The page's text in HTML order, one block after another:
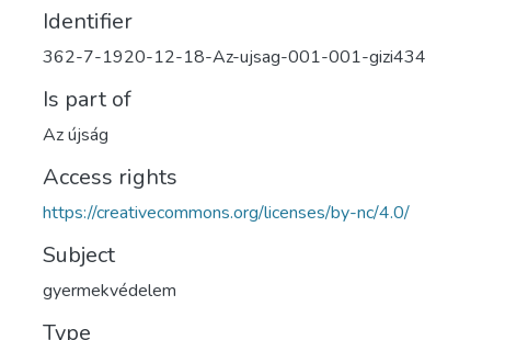
Identifier
362-7-1920-12-18-Az-ujsag-001-001-gizi434
Is part of
Az újság
Access rights
https://creativecommons.org/licenses/by-nc/4.0/
Subject
gyermekvédelem
Type